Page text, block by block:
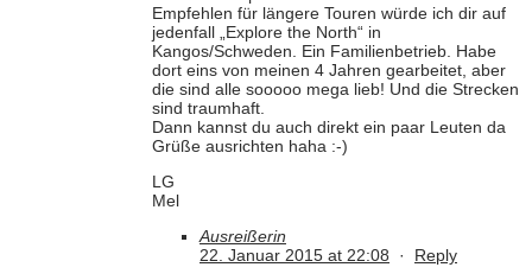
Empfehlen für längere Touren würde ich dir auf
jedenfall „Explore the North“ in
Kangos/Schweden. Ein Familienbetrieb. Habe
dort eins von meinen 4 Jahren gearbeitet, aber
die sind alle sooooo mega lieb! Und die Strecken
sind traumhaft.
Dann kannst du auch direkt ein paar Leuten da
Grüße ausrichten haha :-)
LG
Mel
Ausreißerin
22. Januar 2015 at 22:08 · Reply